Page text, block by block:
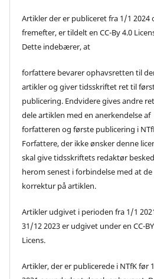
Artikler der er publiceret fra 1/1 2024
fremefter, er tildelt en CC-By 4.0
Dette indebærer, at
forfattere bevarer ophavsretten til
artikler og giver tidsskriftet ret til
publicering. Endvidere gives andre
dele artiklen med en anerkendelse af
forfatteren og første publicering i
Forfattere, der ikke ønsker denne
skal give tidsskriftets redaktør besked
herom senest i forbindelse med at
korrektur på artiklen.
Artikler udgivet i perioden fra 1/1
31/12 2023 er udgivet under en CC-
Licens.
Artikler, der er publicerede i NTfK før